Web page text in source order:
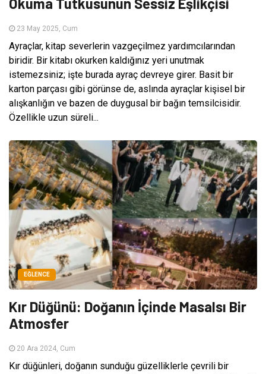
Okuma Tutkusunun Sessiz Eşlikçisi
23 May 2025, Cum
Ayraçlar, kitap severlerin vazgeçilmez yardımcılarından
biridir. Bir kitabı okurken kaldığınız yeri unutmak
istemezsiniz; işte burada ayraç devreye girer. Basit bir
karton parçası gibi görünse de, aslında ayraçlar kişisel bir
alışkanlığın ve bazen de duygusal bir bağın temsilcisidir.
Özellikle uzun süreli...
EĞLENCE
Kır Düğünü: Doğanın İçinde Masalsı Bir
Atmosfer
20 Ara 2024, Cum
Kır düğünleri, doğanın sunduğu güzelliklerle çevrili bir